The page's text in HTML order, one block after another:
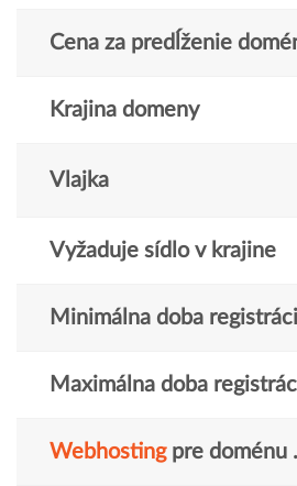
Cena za predĺženie
Krajina domeny
Vlajka
Vyžaduje sídlo v krajine
Minimálna doba
Maximálna doba
Webhostingpre doménu